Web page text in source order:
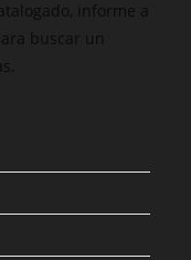
informe a
buscar un